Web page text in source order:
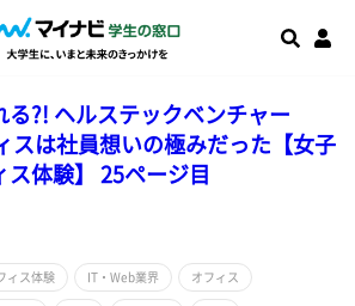
る?! ヘルステックベンチャー
スは社員想いの極みだった【女子
ス体験】 25ページ目
ィス体験 IT・Web業界 オフィス